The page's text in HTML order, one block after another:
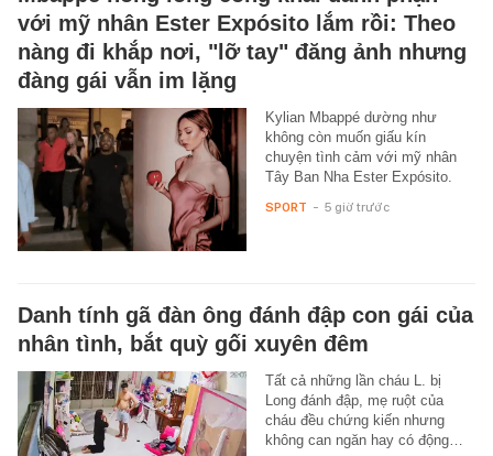
với mỹ nhân Ester Expósito lắm rồi: Theo
nàng đi khắp nơi, "lỡ tay" đăng ảnh nhưng
đàng gái vẫn im lặng
Kylian Mbappé dường như
không còn muốn giấu kín
chuyện tình cảm với mỹ nhân
Tây Ban Nha Ester Expósito.
SPORT - 5 giờ trước
Danh tính gã đàn ông đánh đập con gái của
nhân tình, bắt quỳ gối xuyên đêm
Tất cả những lần cháu L. bị
Long đánh đập, mẹ ruột của
cháu đều chứng kiến nhưng
không can ngăn hay có động…